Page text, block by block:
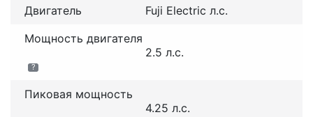
Двигатель
Fuji Electric л.с.
Мощность двигателя
?
2.5 л.с.
Пиковая мощность
4.25 л.с.